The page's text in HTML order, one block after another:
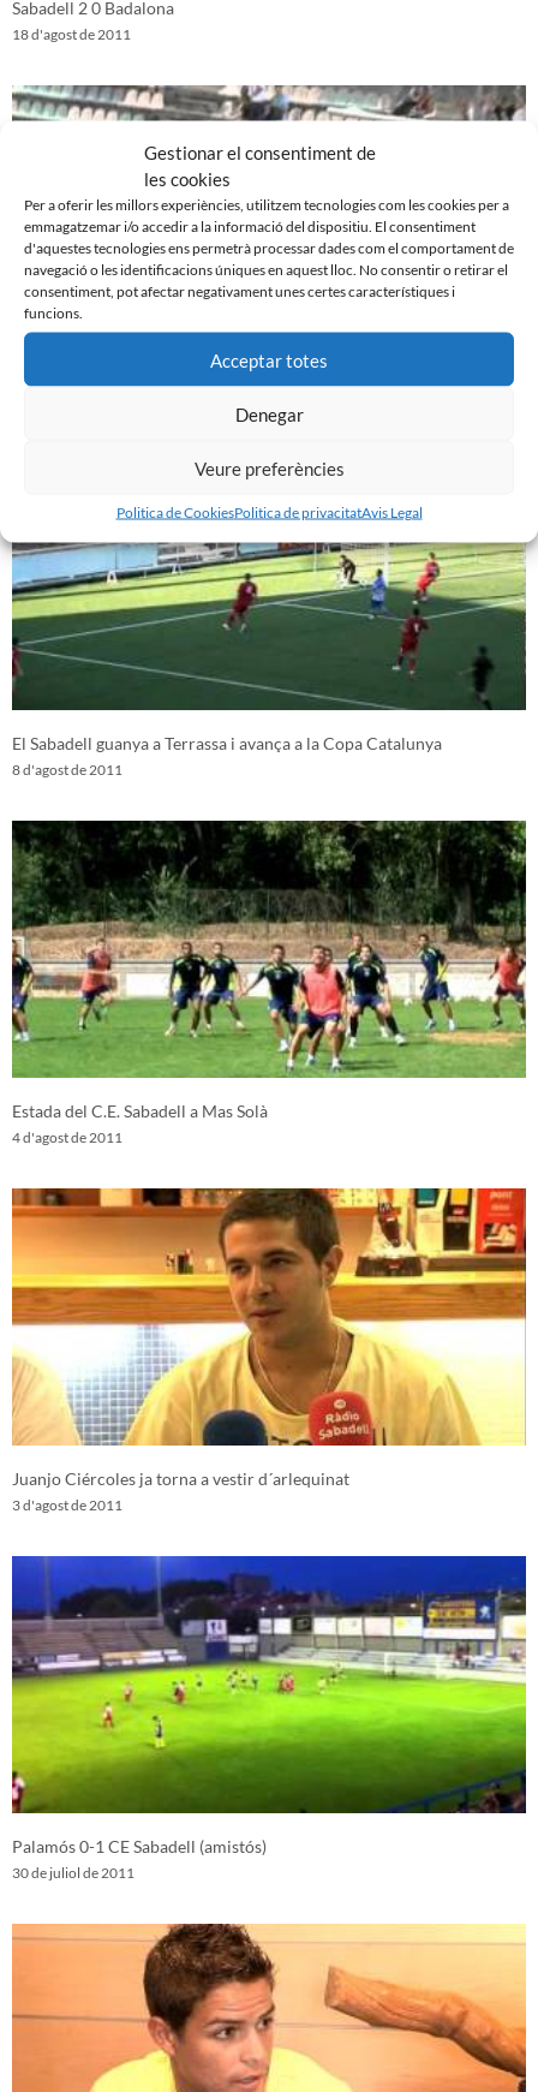
Gestionar el consentiment de
les cookies
Per a oferir les millors experiències, utilitzem tecnologies com les cookies per a
emmagatzemar i/o accedir a la informació del dispositiu. El consentiment
d'aquestes tecnologies ens permetrà processar dades com el comportament de
navegació o les identificacions úniques en aquest lloc. No consentir o retirar el
consentiment, pot afectar negativament unes certes característiques i
funcions.
Acceptar totes
Denegar
Veure preferències
Politica de CookiesPolitica de privacitatAvis Legal
Sabadell 2 0 Badalona
18 d'agost de 2011
Reus 1-0 CE Sabadell (amistós)
El Sabadell guanya a Terrassa i avança a la Copa Catalunya
8 d'agost de 2011
Estada del C.E. Sabadell a Mas Solà
4 d'agost de 2011
Juanjo Ciércoles ja torna a vestir d´arlequinat
3 d'agost de 2011
Palamós 0-1 CE Sabadell (amistós)
30 de juliol de 2011